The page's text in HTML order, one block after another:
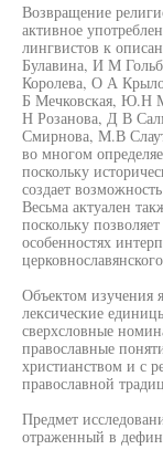
Возвращение
активное
лингвистов к
Булавина, И М
Королева, О А
Б Мечковская, Ю.Н
Н Розанова, Д В
Смирнова, М.В
во многом
поскольку
создает
Весьма актуален
поскольку
особенностях
Объектом изучения
лексические
сверхсловные
православные
христианством и с
православной
Предмет
отраженный в